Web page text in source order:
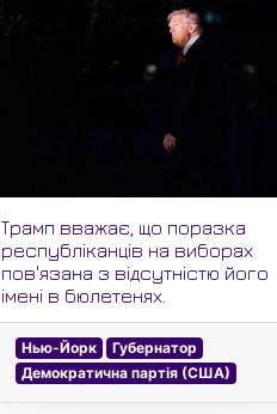
Трамп вважає, що поразка
республіканців на виборах
пов'язана з відсутністю його
імені в бюлетенях.
Нью-Йорк
Губернатор
Демократична партія (США)